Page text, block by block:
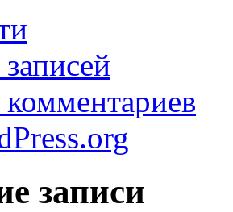
записей
комментариев
записи